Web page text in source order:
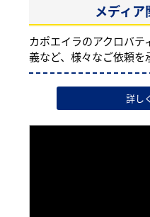
メディ
カポエイラのアクロバ
義など、様々なご依頼を
詳し